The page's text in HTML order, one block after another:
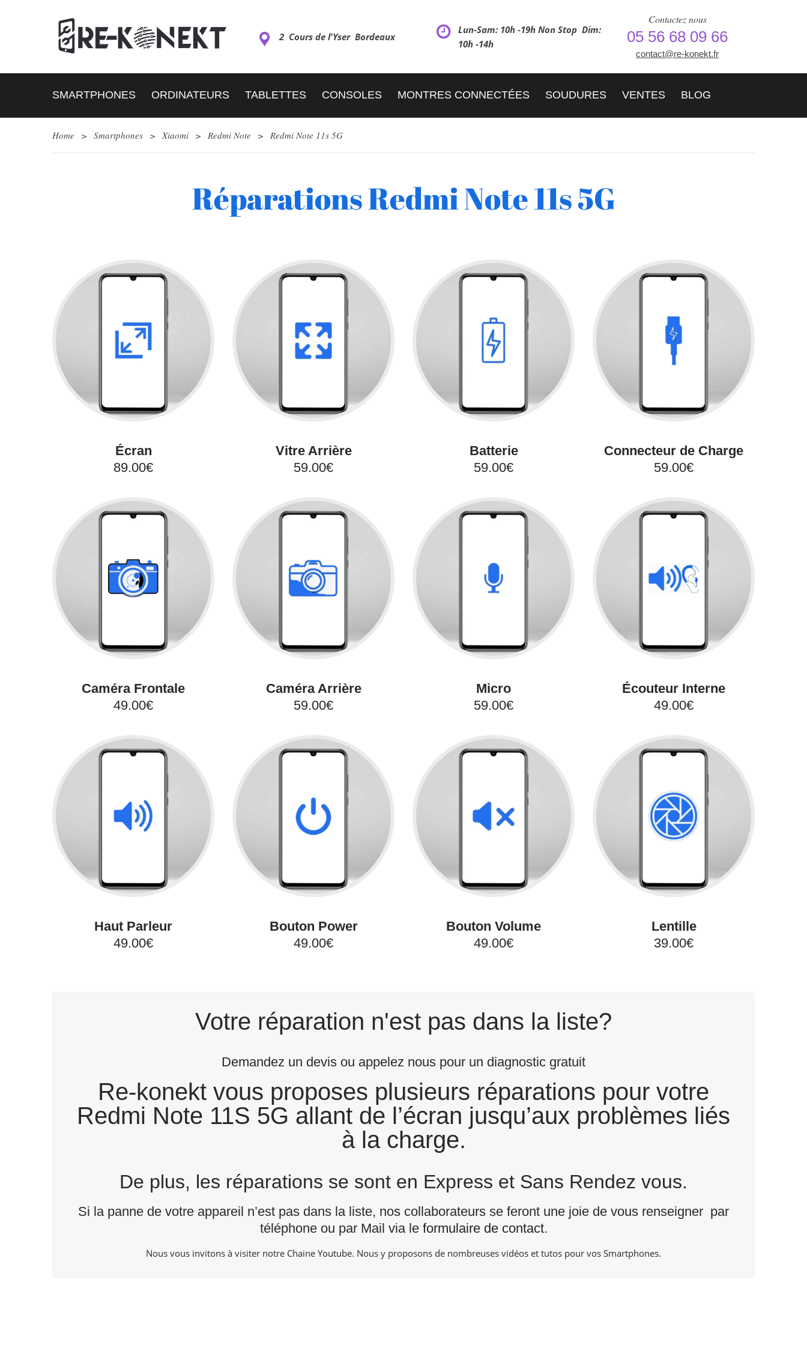
2 Cours de l'Yser Bordeaux
Lun-Sam: 10h -19h Non Stop Dim:
10h -14h
Contactez nous
05 56 68 09 66
contact@re-konekt.fr
SMARTPHONES ORDINATEURS TABLETTES CONSOLES MONTRES CONNECTÉES SOUDURES VENTES BLOG
Home > Smartphones > Xiaomi > Redmi Note > Redmi Note 11s 5G
Réparations Redmi Note 11s 5G
Écran
89.00€
Vitre Arrière
59.00€
Batterie
59.00€
Connecteur de Charge
59.00€
Caméra Frontale
49.00€
Caméra Arrière
59.00€
Micro
59.00€
Écouteur Interne
49.00€
Haut Parleur
49.00€
Bouton Power
49.00€
Bouton Volume
49.00€
Lentille
39.00€
Votre réparation n'est pas dans la liste?
Demandez un devis ou appelez nous pour un diagnostic gratuit
Re-konekt vous proposes plusieurs réparations pour votre
Redmi Note 11S 5G allant de l’écran jusqu’aux problèmes liés
à la charge.
De plus, les réparations se sont en Express et Sans Rendez vous.
Si la panne de votre appareil n’est pas dans la liste, nos collaborateurs se feront une joie de vous renseigner par
téléphone ou par Mail via le formulaire de contact.
Nous vous invitons à visiter notre Chaine Youtube. Nous y proposons de nombreuses vidéos et tutos pour vos Smartphones.